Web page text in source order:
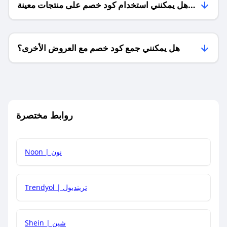
هل يمكنني استخدام كود خصم على منتجات معينة
فقط؟
هل يمكنني جمع كود خصم مع العروض الأخرى؟
كم مدة صلاحية كود الخصم؟
روابط مختصرة
Noon | نون
Trendyol | ترينديول
Shein | شين